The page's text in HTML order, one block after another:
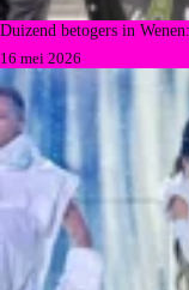
Duizend betogers in
16 mei 2026